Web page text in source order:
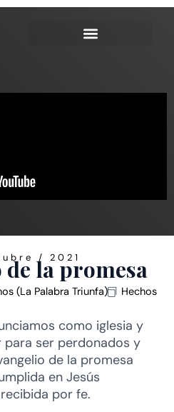
/ 2021
la promesa
(La Palabra Triunfa) Hechos
como iglesia y
ser perdonados y
de la promesa
en Jesús
por fe.